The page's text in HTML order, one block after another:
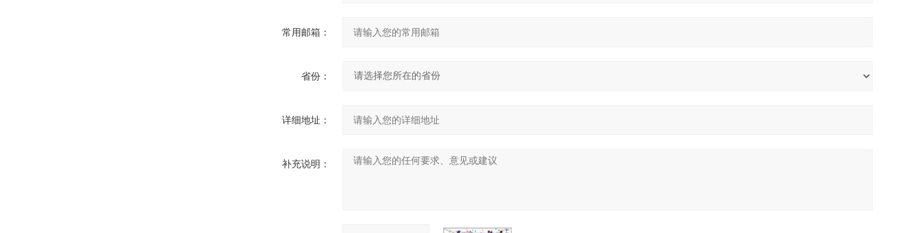
常用邮箱：
省份：
详细地址：
补充说明：